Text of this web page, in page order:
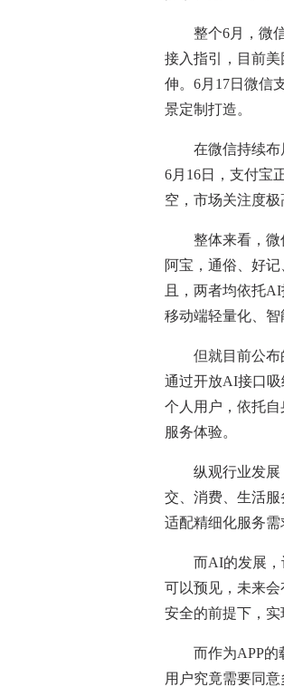
整个6月，微信
接入指引，目前
伸。6月17日微信
景定制打造。
在微信持续布局
6月16日，支付宝
空，市场关注度极
整体来看，微
阿宝，通俗、好
且，两者均依托
移动端轻量化、智
但就目前公布的
通过开放AI接口
个人用户，依托
服务体验。
纵观行业发展，
交、消费、生活
适配精细化服务需
而AI的发展，让
可以预见，未来
安全的前提下，实
而作为APP的载
用户究竟需要同